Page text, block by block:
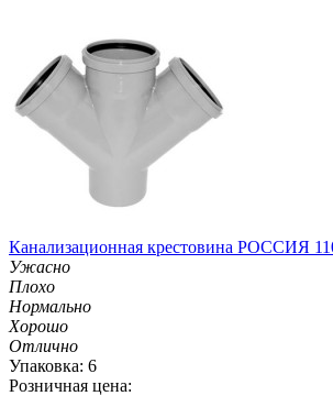
Канализационная крестовина РОССИЯ
Ужасно
Плохо
Нормально
Хорошо
Отлично
Упаковка: 6
Розничная цена: